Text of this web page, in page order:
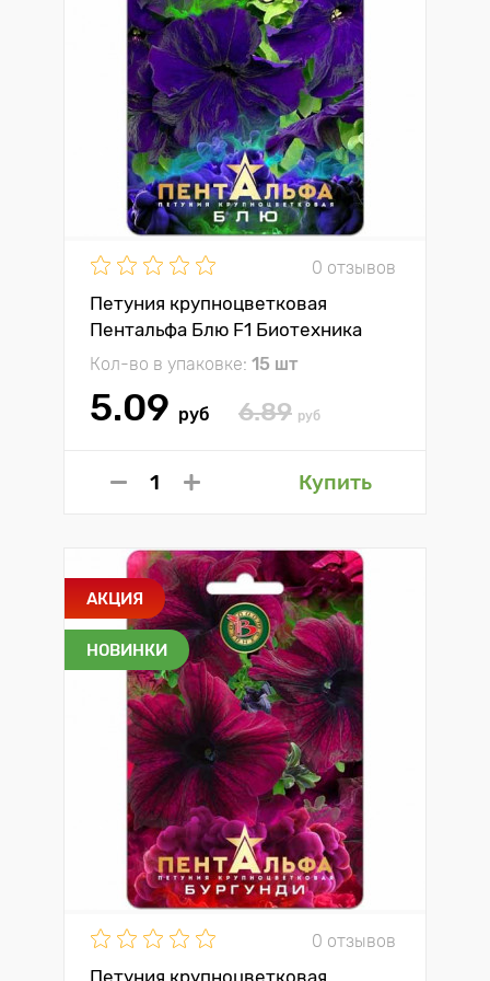
0 отзывов
Петуния крупноцветковая
Пентальфа Блю F1 Биотехника
Кол-во в упаковке: 15 шт
5.09 руб 6.89 руб
Купить
АКЦИЯ
НОВИНКИ
0 отзывов